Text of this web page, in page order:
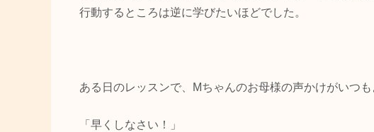
行動するところは逆に学びたいほどでした。
ある日のレッスンで、Mちゃんのお母様の声かけがいつ
「早くしなさい！」